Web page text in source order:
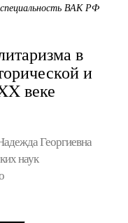
ВАК РФ
в
и
веке
Георгиевна
наук